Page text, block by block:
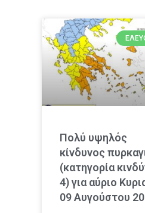
Πολύ υψηλός
κίνδυνος
(κατηγορία
4) για αύριο
09 Αυγούστου